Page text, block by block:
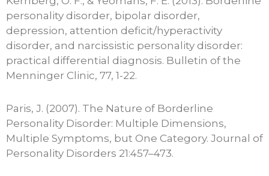
personality disorder, bipolar disorder,
depression, attention deficit/hyperactivity
disorder, and narcissistic personality disorder:
practical differential diagnosis. Bulletin of the
Menninger Clinic, 77, 1-22.
Paris, J. (2007). The Nature of Borderline
Personality Disorder: Multiple Dimensions,
Multiple Symptoms, but One Category. Journal of
Personality Disorders 21:457–473.